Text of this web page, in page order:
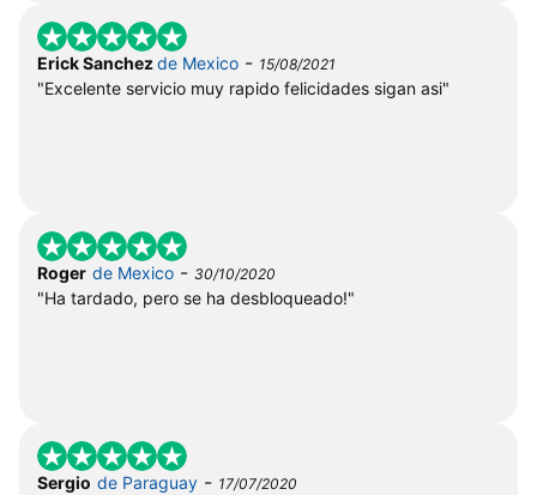
Erick Sanchezde Mexico - 15/08/2021
"Excelente servicio muy rapido felicidades sigan asi"
Roger de Mexico - 30/10/2020
"Ha tardado, pero se ha desbloqueado!"
Sergio de Paraguay - 17/07/2020